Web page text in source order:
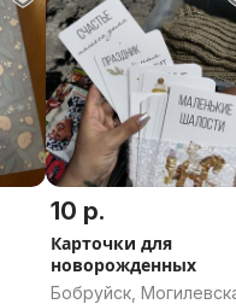
10 р.
Карточки для
новорожденных
Бобруйск,